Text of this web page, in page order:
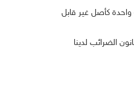
واحدة كأصل غير قابل
الضرائب لدينا